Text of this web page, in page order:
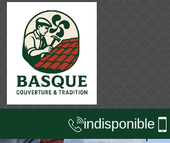
indisponible